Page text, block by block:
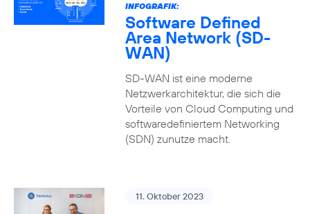
INFOGRAFIK:
Software Defined
Area Network (SD-
WAN)
SD-WAN ist eine moderne
Netzwerkarchitektur, die sich die
Vorteile von Cloud Computing und
softwaredefiniertem Networking
(SDN) zunutze macht.
11. Oktober 2023